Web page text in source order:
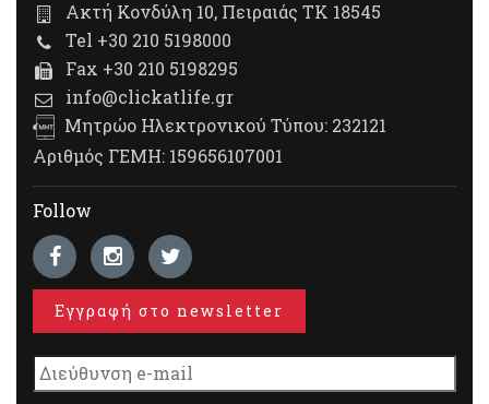
Ακτή Κονδύλη 10, Πειραιάς ΤΚ 18545
Tel +30 210 5198000
Fax +30 210 5198295
info@clickatlife.gr
Μητρώο Ηλεκτρονικού Τύπου: 232121
Αριθμός ΓΕΜΗ: 159656107001
Follow
Εγγραφή στο newsletter